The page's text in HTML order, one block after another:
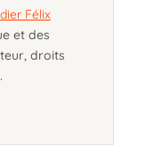
Félix
et des
droits